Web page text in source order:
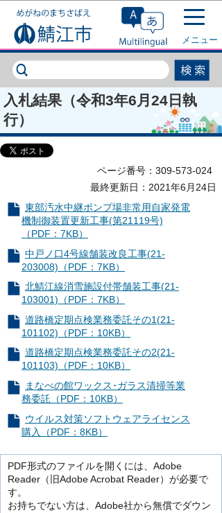
このページの本文へ移動
メニュー
入札結果（令和3年6月24日執
行）
ページ番号：309-573-024
最終更新日：2021年6月24日
東部汚水中継ポンプ場非常用自家発電
機制御装置更新工事(第21119号)
（PDF：7KB）
中戸ノ口4号線舗装改良工事(21-
203008)（PDF：7KB）
北鯖江線消雪施設付帯舗装工事(21-
103001)（PDF：7KB）
道路橋定期点検業務委託その1(21-
101102)（PDF：10KB）
道路橋定期点検業務委託その2(21-
101103)（PDF：10KB）
まなべの館ワックス･ガラス清掃等業
務委託（PDF：10KB）
ウイルス対策ソフトウェアライセンス
購入（PDF：8KB）
PDF形式のファイルを開くには、Adobe
Reader（旧Adobe Acrobat Reader）が必要で
す。
お持ちでない方は、Adobe社から無償でダウン